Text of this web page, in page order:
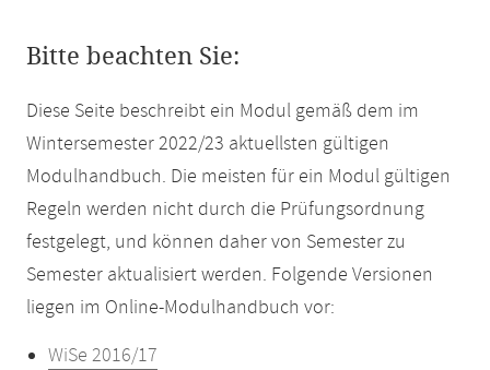
Bitte beachten Sie:
Diese Seite beschreibt ein Modul gemäß dem im
Wintersemester 2022/23 aktuellsten gültigen
Modulhandbuch. Die meisten für ein Modul gültigen
Regeln werden nicht durch die Prüfungsordnung
festgelegt, und können daher von Semester zu
Semester aktualisiert werden. Folgende Versionen
liegen im Online-Modulhandbuch vor:
WiSe 2016/17